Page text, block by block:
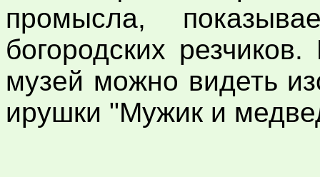
промысла,
богородских
музей можно видеть
ирушки "Мужик и